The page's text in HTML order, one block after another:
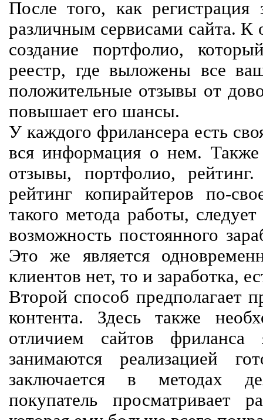
После того, как регистрация
различным сервисами сайта. К
создание портфолио,
реестр, где выложены все
положительные отзывы от
повышает его шансы.
У каждого фрилансера есть
вся информация о нем. Также
отзывы, портфолио,
рейтинг копирайтеров по-
такого метода работы,
возможность постоянного
Это же является
клиентов нет, то и заработка,
Второй способ предполагает
контента. Здесь также
отличием сайтов
занимаются реализацией
заключается в методах
покупатель просматривает